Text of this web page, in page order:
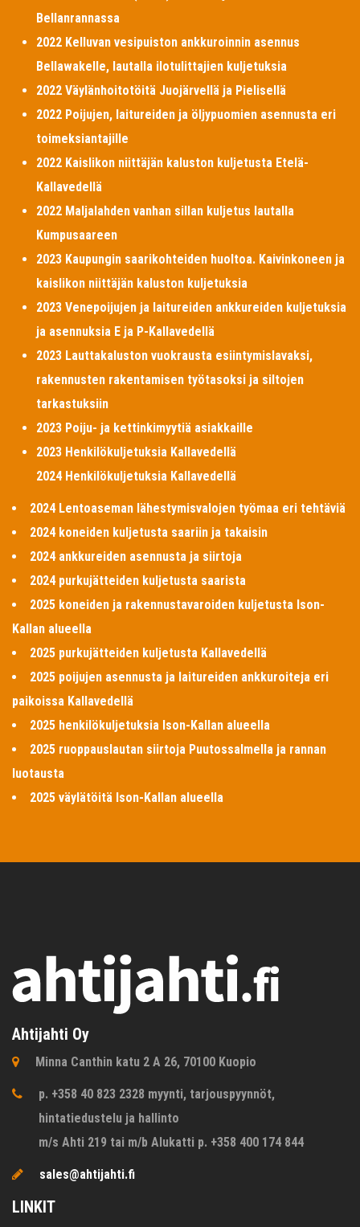
Bellanrannassa
2022 Kelluvan vesipuiston ankkuroinnin asennus
Bellawakelle, lautalla ilotulittajien kuljetuksia
2022 Väylänhoitotöitä Juojärvellä ja Pielisellä
2022 Poijujen, laitureiden ja öljypuomien asennusta eri
toimeksiantajille
2022 Kaislikon niittäjän kaluston kuljetusta Etelä-
Kallavedellä
2022 Maljalahden vanhan sillan kuljetus lautalla
Kumpusaareen
2023 Kaupungin saarikohteiden huoltoa. Kaivinkoneen ja
kaislikon niittäjän kaluston kuljetuksia
2023 Venepoijujen ja laitureiden ankkureiden kuljetuksia
ja asennuksia E ja P-Kallavedellä
2023 Lauttakaluston vuokrausta esiintymislavaksi,
rakennusten rakentamisen työtasoksi ja siltojen
tarkastuksiin
2023 Poiju- ja kettinkimyytiä asiakkaille
2023 Henkilökuljetuksia Kallavedellä
2024 Henkilökuljetuksia Kallavedellä
2024 Lentoaseman lähestymisvalojen työmaa eri tehtäviä
2024 koneiden kuljetusta saariin ja takaisin
2024 ankkureiden asennusta ja siirtoja
2024 purkujätteiden kuljetusta saarista
2025 koneiden ja rakennustavaroiden kuljetusta Ison-
Kallan alueella
2025 purkujätteiden kuljetusta Kallavedellä
2025 poijujen asennusta ja laitureiden ankkuroiteja eri
paikoissa Kallavedellä
2025 henkilökuljetuksia Ison-Kallan alueella
2025 ruoppauslautan siirtoja Puutossalmella ja rannan
luotausta
2025 väylätöitä Ison-Kallan alueella
Ahtijahti Oy
Minna Canthin katu 2 A 26, 70100 Kuopio
p. +358 40 823 2328 myynti, tarjouspyynnöt,
hintatiedustelu ja hallinto
m/s Ahti 219 tai m/b Alukatti p. +358 400 174 844
sales@ahtijahti.fi
LINKIT